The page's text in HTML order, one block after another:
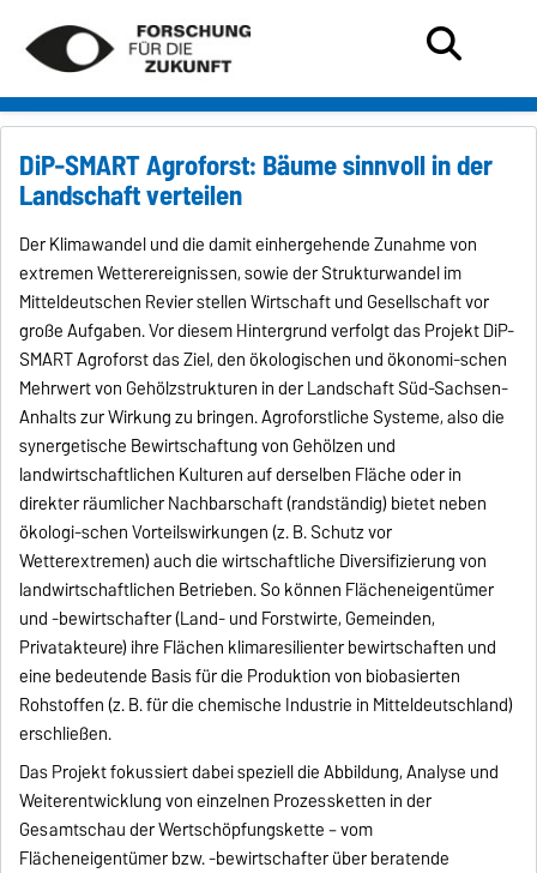
DiP-SMART Agroforst: Bäume sinnvoll in der
Landschaft verteilen
Der Klimawandel und die damit einhergehende Zunahme von
extremen Wetterereignissen, sowie der Strukturwandel im
Mitteldeutschen Revier stellen Wirtschaft und Gesellschaft vor
große Aufgaben. Vor diesem Hintergrund verfolgt das Projekt DiP-
SMART Agroforst das Ziel, den ökologischen und ökonomi-schen
Mehrwert von Gehölzstrukturen in der Landschaft Süd-Sachsen-
Anhalts zur Wirkung zu bringen. Agroforstliche Systeme, also die
synergetische Bewirtschaftung von Gehölzen und
landwirtschaftlichen Kulturen auf derselben Fläche oder in
direkter räumlicher Nachbarschaft (randständig) bietet neben
ökologi-schen Vorteilswirkungen (z. B. Schutz vor
Wetterextremen) auch die wirtschaftliche Diversifizierung von
landwirtschaftlichen Betrieben. So können Flächeneigentümer
und -bewirtschafter (Land- und Forstwirte, Gemeinden,
Privatakteure) ihre Flächen klimaresilienter bewirtschaften und
eine bedeutende Basis für die Produktion von biobasierten
Rohstoffen (z. B. für die chemische Industrie in Mitteldeutschland)
erschließen.
Das Projekt fokussiert dabei speziell die Abbildung, Analyse und
Weiterentwicklung von einzelnen Prozessketten in der
Gesamtschau der Wertschöpfungskette – vom
Flächeneigentümer bzw. -bewirtschafter über beratende